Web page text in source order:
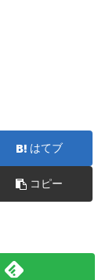
はてブ
コピー